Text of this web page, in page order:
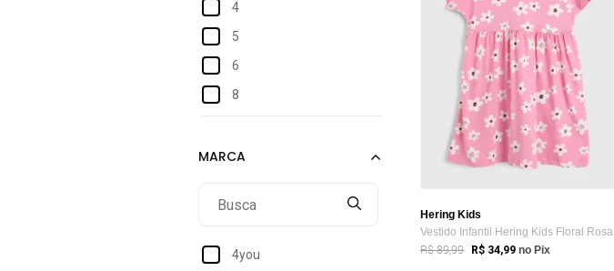
4
5
6
8
12
16
4you
Hering Kids
Vestido Infantil Hering Kids Floral Rosa
R$ 89,99 R$ 34,99 no Pix